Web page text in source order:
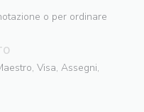
o per ordinare
Visa, Assegni,